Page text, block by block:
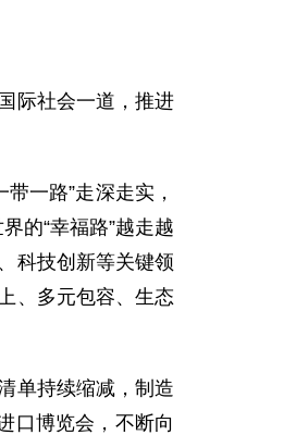
际社会一道，推进
一路”走深走实，
的“幸福路”越走越
科技创新等关键领
、多元包容、生态
单持续缩减，制造
口博览会，不断向